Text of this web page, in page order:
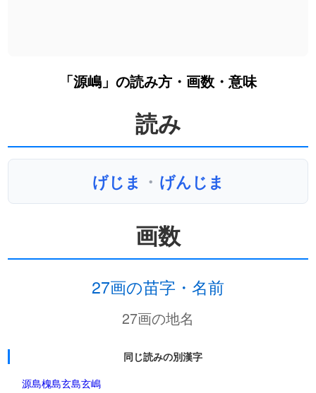
「源嶋」の読み方・画数・意味
読み
げじま ・ げんじま
画数
27画の苗字・名前
27画の地名
同じ読みの別漢字
源島槐島玄島玄嶋